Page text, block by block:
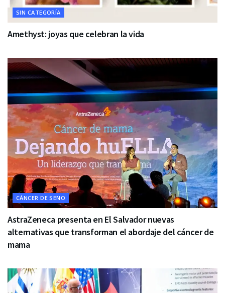
SIN CATEGORÍA
Amethyst: joyas que celebran la vida
CÁNCER DE SENO
AstraZeneca presenta en El Salvador nuevas
alternativas que transforman el abordaje del cáncer de
mama